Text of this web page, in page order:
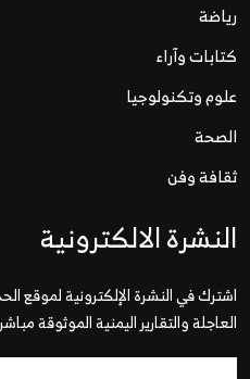
رياضة
كتابات وآراء
علوم وتكنولوجيا
الصحة
ثقافة وفن
النشرة الالكترونية
اشترك في النشرة الإلكترونية لموقع
العاجلة والتقارير اليمنية الموثوقة